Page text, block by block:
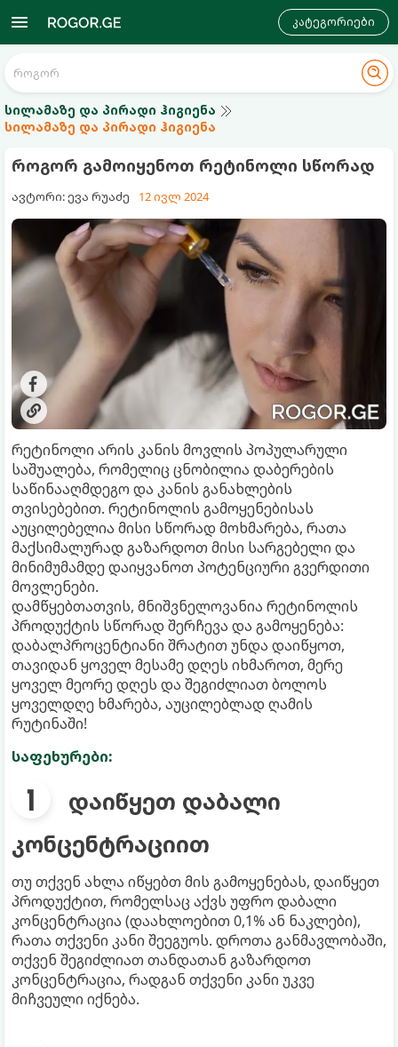
კატეგორიები
სილამაზე და პირადი ჰიგიენა
სილამაზე და პირადი ჰიგიენა
როგორ გამოიყენოთ რეტინოლი სწორად
ავტორი: ევა რუაძე 12 ივლ 2024
რეტინოლი არის კანის მოვლის პოპულარული
საშუალება, რომელიც ცნობილია დაბერების
საწინააღმდეგო და კანის განახლების
თვისებებით. რეტინოლის გამოყენებისას
აუცილებელია მისი სწორად მოხმარება, რათა
მაქსიმალურად გაზარდოთ მისი სარგებელი და
მინიმუმამდე დაიყვანოთ პოტენციური გვერდითი
მოვლენები.
დამწყებთათვის, მნიშვნელოვანია რეტინოლის
პროდუქტის სწორად შერჩევა და გამოყენება:
დაბალპროცენტიანი შრატით უნდა დაიწყოთ,
თავიდან ყოველ მესამე დღეს იხმაროთ, მერე
ყოველ მეორე დღეს და შეგიძლიათ ბოლოს
ყოველდღე ხმარება, აუცილებლად ღამის
რუტინაში!
საფეხურები:
დაიწყეთ დაბალი
კონცენტრაციით
თუ თქვენ ახლა იწყებთ მის გამოყენებას, დაიწყეთ
პროდუქტით, რომელსაც აქვს უფრო დაბალი
კონცენტრაცია (დაახლოებით 0,1% ან ნაკლები),
რათა თქვენი კანი შეეგუოს. დროთა განმავლობაში,
თქვენ შეგიძლიათ თანდათან გაზარდოთ
კონცენტრაცია, რადგან თქვენი კანი უკვე
მიჩვეული იქნება.